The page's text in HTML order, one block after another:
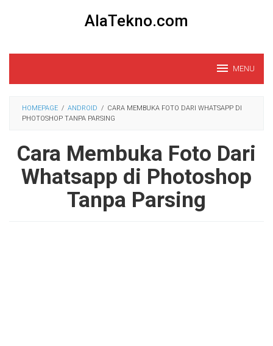
AlaTekno.com
MENU
HOMEPAGE / ANDROID / CARA MEMBUKA FOTO DARI WHATSAPP DI
PHOTOSHOP TANPA PARSING
Cara Membuka Foto Dari
Whatsapp di Photoshop
Tanpa Parsing